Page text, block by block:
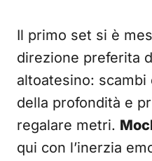
Il primo set si è
direzione preferita
altoatesino:
della profondità e
regalare metri.
qui con l’inerzia